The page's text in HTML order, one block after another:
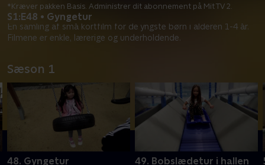
S1:E48 • Gyngetur
En samling af små kortfilm for de yngste børn i alderen 1-4 år.
Filmene er enkle, lærerige og underholdende.
*Kræver pakken Basis. Administrer dit abonnement på Mit TV 2.
Sæson 1
48. Gyngetur 49. Bobslædetur i hallen